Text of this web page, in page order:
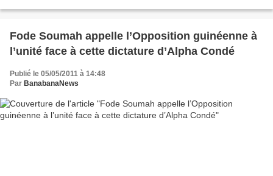
Fode Soumah appelle l’Opposition guinéenne à
l’unité face à cette dictature d’Alpha Condé
Publié le 05/05/2011 à 14:48
Par BanabanaNews